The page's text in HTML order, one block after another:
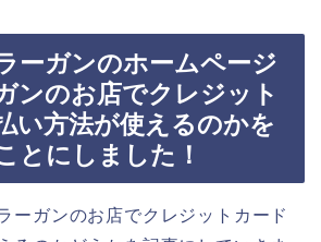
ーガンのホームページ
ンのお店でクレジット
い方法が使えるのかを
とにしました！
ーガンのお店でクレジットカード